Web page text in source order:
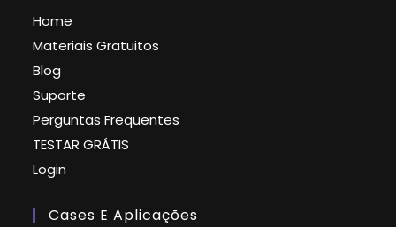
Home
Materiais Gratuitos
Blog
Suporte
Perguntas Frequentes
TESTAR GRÁTIS
Login
Cases E Aplicações